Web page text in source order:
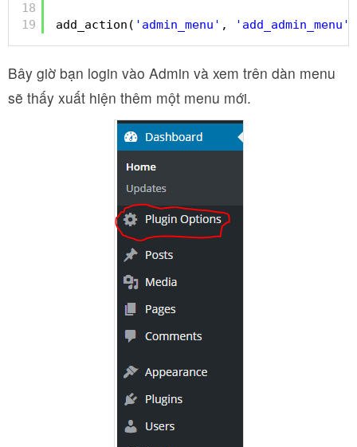
18
19
add_action( 'admin_menu' , 'add_admin_menu'
Bây giờ bạn login vào Admin và xem trên dàn menu
sẽ thấy xuất hiện thêm một menu mới.